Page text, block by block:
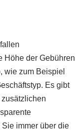
Höhe der Gebühren
wie zum Beispiel
Es gibt
immer über die